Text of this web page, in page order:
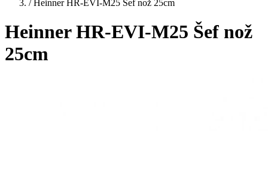
/ Heinner HR-EVI-M25 Šef nož 25cm
Heinner HR-EVI-M25 Šef nož
25cm